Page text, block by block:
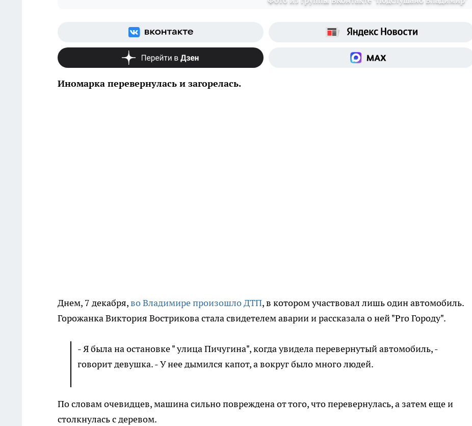
Иномарка перевернулась и загорелась.
Днем, 7 декабря,во Владимире произошло ДТП, в котором участвовал лишь один автомобиль.
Горожанка Виктория Вострикова стала свидетелем аварии и рассказала о ней "Pro Городу".
- Я была на остановке " улица Пичугина", когда увидела перевернутый автомобиль, -
говорит девушка. - У нее дымился капот, а вокруг было много людей.
По словам очевидцев, машина сильно повреждена от того, что перевернулась, а затем еще и
столкнулась с деревом.